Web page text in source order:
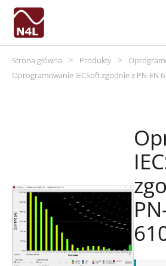
Strona główna > Produkty >
Oprogramowanie IECSoft zgodnie z PN-EN